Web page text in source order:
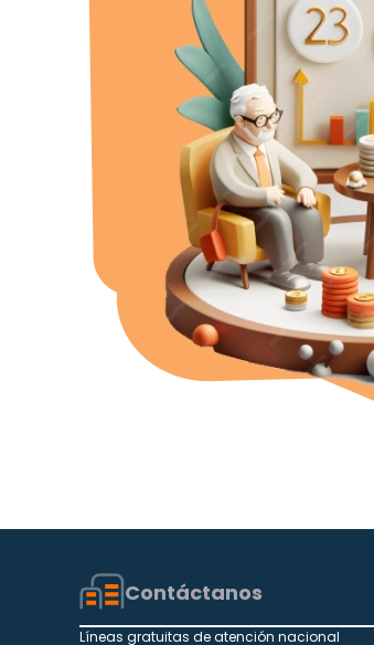
Contáctanos
Líneas gratuitas de atención nacional